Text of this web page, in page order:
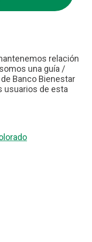
relación
una guía /
Banco Bienestar
usuarios de esta